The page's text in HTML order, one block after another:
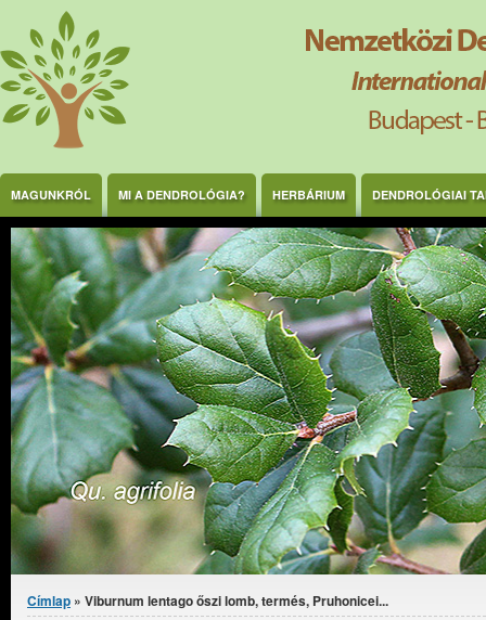
Ugrás a tartalomra
MAGUNKRÓL MI A DENDROLÓGIA? HERBÁRIUM DENDROLÓGIAI
Jelenlegi hely
Címlap » Viburnum lentago őszi lomb, termés, Pruhonicei...